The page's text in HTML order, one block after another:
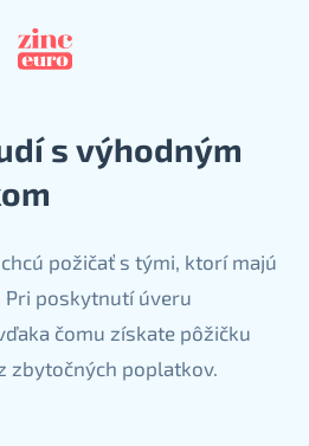
s výhodným
požičať s tými, ktorí majú
Pri poskytnutí úveru
čomu získate pôžičku
zbytočných poplatkov.